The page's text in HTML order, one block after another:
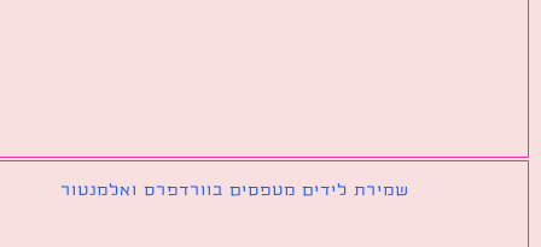
שמירת לידים מטפסים בוורדפרס ואלמנטור